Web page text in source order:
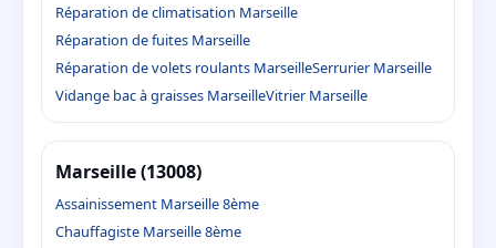
Réparation de climatisation Marseille
Réparation de fuites Marseille
Réparation de volets roulants MarseilleSerrurier Marseille
Vidange bac à graisses MarseilleVitrier Marseille
Marseille (13008)
Assainissement Marseille 8ème
Chauffagiste Marseille 8ème